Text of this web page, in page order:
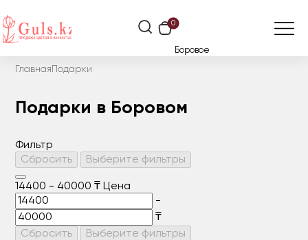
0
Боровое
Главная Подарки
Подарки в Боровом
Фильтр
Сбросить
Выберите фильтры
14400 - 40000 ₸ Цена
-
₸
Сбросить
Выберите фильтры